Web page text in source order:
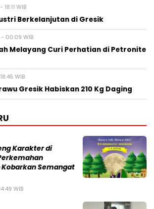
WIB
Berkelanjutan di Gresik
00:09 WIB
Melayang Curi Perhatian di Petronite
WIB
Gresik Habiskan 210 Kg Daging
Karakter di
Kobarkan Semangat
WIB